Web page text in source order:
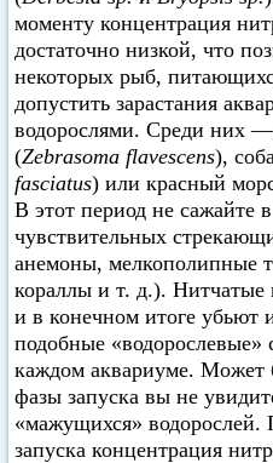
моменту концентрация
достаточно низкой, что
некоторых рыб,
допустить зарастания
водорослями. Среди них —
(Zebrasoma flavescens),
fasciatus) или красный
В этот период не сажайте
чувствительных
анемоны, мелкополипные
кораллы и т. д.). Нитчатые
и в конечном итоге убьют
подобные «водорослевые»
каждом аквариуме. Может
фазы запуска вы не
«мажущихся» водорослей.
запуска концентрация